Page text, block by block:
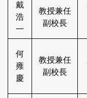
戴
浩
一
教授兼任
副校長
何
雍
慶
教授兼任
副校長